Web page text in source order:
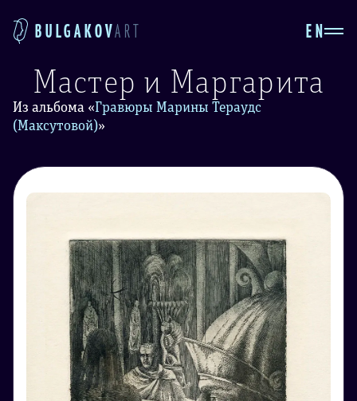
BULGAKOVART EN
Мастер и Маргарита
Из альбома «Гравюры Марины Тераудс
(Максутовой)»